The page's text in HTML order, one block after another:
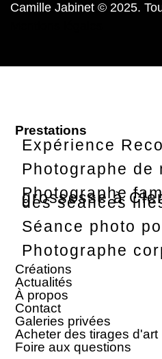
Camille Jabinet © 2025.
Prestations
Expérience
Photographe de
Photographe
grossesse à
des séances
Séance photo
Photographe
Créations
Actualités
À propos
Contact
Galeries privées
Acheter des tirages d'art
Foire aux questions